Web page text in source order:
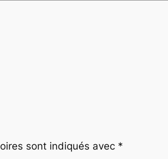
sont indiqués avec *